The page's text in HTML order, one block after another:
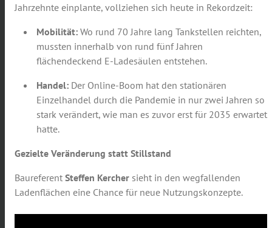
Jahrzehnte einplante, vollziehen sich heute in Rekordzeit:
Mobilität: Wo rund 70 Jahre lang Tankstellen reichten,
mussten innerhalb von rund fünf Jahren
flächendeckend E-Ladesäulen entstehen.
Handel: Der Online-Boom hat den stationären
Einzelhandel durch die Pandemie in nur zwei Jahren so
stark verändert, wie man es zuvor erst für 2035 erwartet
hatte.
Gezielte Veränderung statt Stillstand
Baureferent Steffen Kercher sieht in den wegfallenden
Ladenflächen eine Chance für neue Nutzungskonzepte.